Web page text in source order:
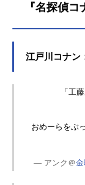
『名探偵
江戸川コナン
「工
おめーらをぶ
— アンク＠